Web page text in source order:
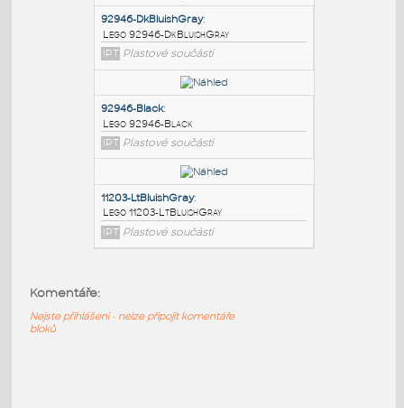
PODOBNÉ BLOKY
92946-DkAzure:
Lego 92946-DkAzure
IPT Plastové součásti
92946-DkBluishGray:
Lego 92946-DkBluishGray
IPT Plastové součásti
Lego 92946-Black
Komentáře:
Nejste přihlášeni - nelze připojit komentáře
bloků